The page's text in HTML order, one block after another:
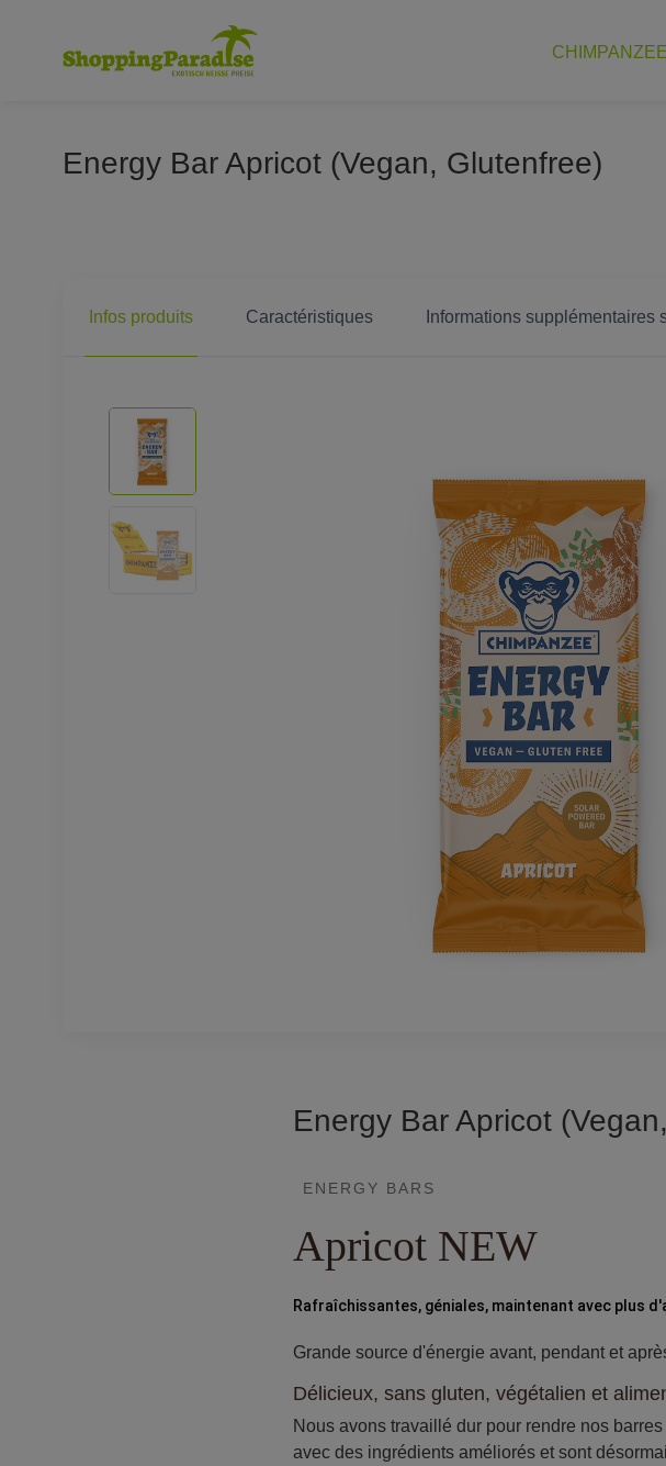
CHIMPANZEE
Energy Bar Apricot (Vegan, Glutenfree)
Infos produits Caractéristiques Informations supplémentaires
Energy Bar Apricot
ENERGY BARS
Apricot NEW
Rafraîchissantes, géniales, maintenant avec plus
Grande source d'énergie avant, pendant et
Délicieux, sans gluten, végétalien et
Nous avons travaillé dur pour rendre nos
avec des ingrédients améliorés et sont